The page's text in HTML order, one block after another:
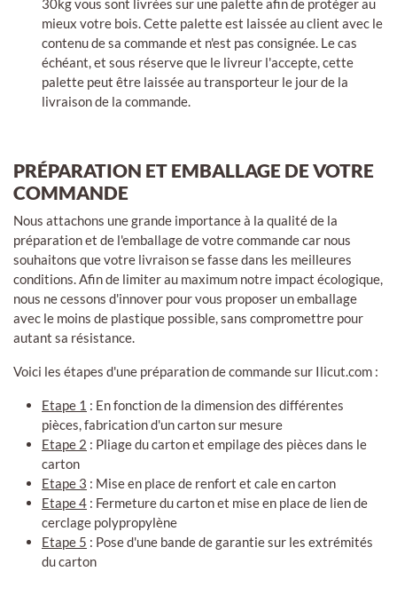
30kg vous sont livrées sur une palette afin de protéger au
mieux votre bois. Cette palette est laissée au client avec le
contenu de sa commande et n'est pas consignée. Le cas
échéant, et sous réserve que le livreur l'accepte, cette
palette peut être laissée au transporteur le jour de la
livraison de la commande.
PRÉPARATION ET EMBALLAGE DE VOTRE
COMMANDE
Nous attachons une grande importance à la qualité de la
préparation et de l'emballage de votre commande car nous
souhaitons que votre livraison se fasse dans les meilleures
conditions. Afin de limiter au maximum notre impact écologique,
nous ne cessons d'innover pour vous proposer un emballage
avec le moins de plastique possible, sans compromettre pour
autant sa résistance.
Voici les étapes d'une préparation de commande sur Ilicut.com :
Etape 1 : En fonction de la dimension des différentes
pièces, fabrication d'un carton sur mesure
Etape 2 : Pliage du carton et empilage des pièces dans le
carton
Etape 3 : Mise en place de renfort et cale en carton
Etape 4 : Fermeture du carton et mise en place de lien de
cerclage polypropylène
Etape 5 : Pose d'une bande de garantie sur les extrémités
du carton